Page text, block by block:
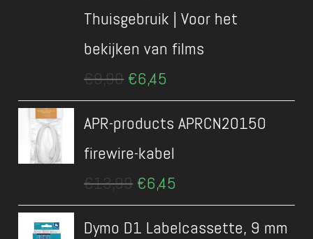
Thuisgebruik | Voor het
bekijken van films
€9,90 Oorspronkelijke
prijs
€9,90.
€6,45
€6,45.
APR-products APRCN20150
firewire-kabel
€13,99 Oorspronkelijke
prijs
€13,99.
€6,45
€6,45.
Dymo D1 Labelcassette, 9 mm